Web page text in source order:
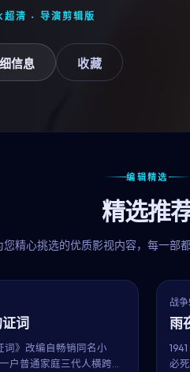
清 · 导演剪辑版
信息 收藏
编辑精选
精选推
您精心挑选的优质影视内容，每一部
词
词》改编自畅销同名小
户普通家庭三代人横跨二
获
战争
雨
必